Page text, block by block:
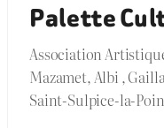
Palette
Association
Mazamet, Albi ,
Saint-Sulpice-la-